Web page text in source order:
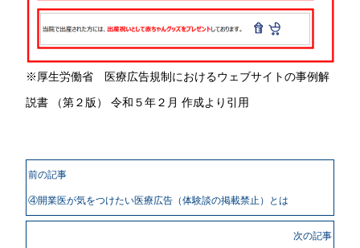
※厚生労働省 医療広告規制におけるウェブサイトの事例解
説書 （第２版） 令和５年２月 作成より引用
前の記事
④開業医が気をつけたい医療広告（体験談の掲載禁止）とは
次の記事